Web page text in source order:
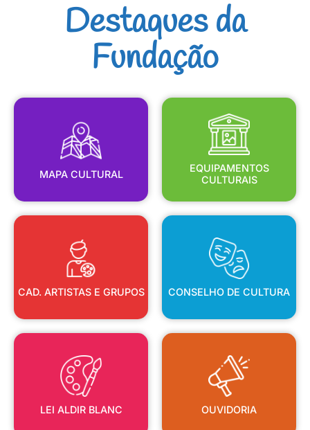
Destaques da
Fundação
MAPA CULTURAL
MAPA CULTURAL
EQUIPAMENTOS
CULTURAIS
EQUIPAMENTOS
CULTURAIS
CAD. ARTISTAS E GRUPOS
CAD. ARTISTAS E GRUPOS
CONSELHO DE CULTURA
CONSELHO DE CULTURA
LEI ALDIR BLANC
LEI ALDIR BLANC
OUVIDORIA
OUVIDORIA